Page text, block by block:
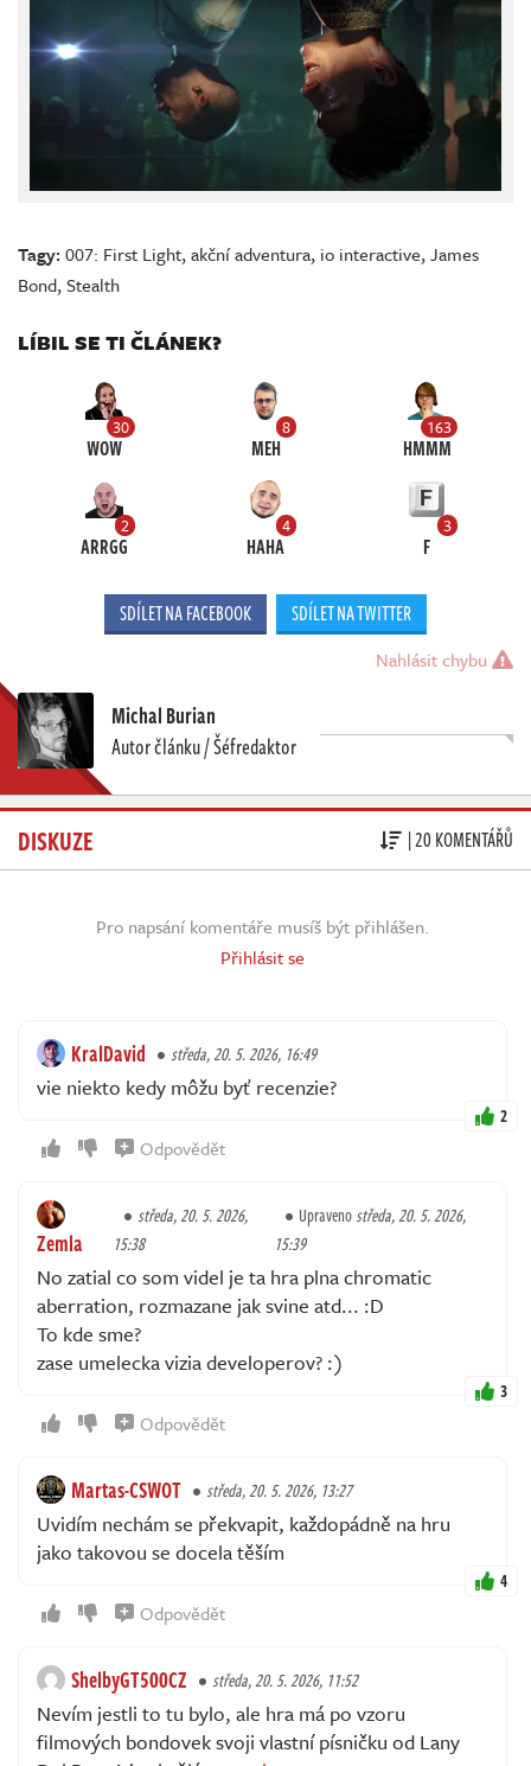
Tagy:007: First Light,akční adventura, io interactive,James
Bond,Stealth
LÍBIL SE TI ČLÁNEK?
30
WOW
8
MEH
163
HMMM
2
ARRGG
4
HAHA
3
F
SDÍLET NA FACEBOOK SDÍLET NA TWITTER
Nahlásit chybu
Michal Burian
Autor článku / Šéfredaktor
DISKUZE | 20 KOMENTÁŘŮ
Pro napsání komentáře musíš být přihlášen.
Přihlásit se
KralDavid středa, 20. 5. 2026, 16:49
vie niekto kedy môžu byť recenzie?
2
Odpovědět
Zemla
středa, 20. 5. 2026,
15:38
Upravenostředa, 20. 5. 2026,
15:39
No zatial co som videl je ta hra plna chromatic
aberration, rozmazane jak svine atd... :D
To kde sme?
zase umelecka vizia developerov? :)
3
Odpovědět
Martas-CSWOT středa, 20. 5. 2026, 13:27
Uvidím nechám se překvapit, každopádně na hru
jako takovou se docela těším
4
Odpovědět
ShelbyGT500CZ středa, 20. 5. 2026, 11:52
Nevím jestli to tu bylo, ale hra má po vzoru
filmových bondovek svoji vlastní písničku od Lany